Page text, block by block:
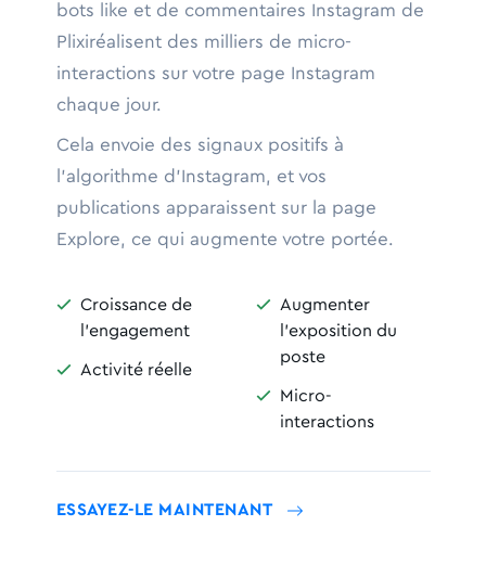
bots like et de commentaires Instagram de
Plixiréalisent des milliers de micro-
interactions sur votre page Instagram
chaque jour.
Cela envoie des signaux positifs à
l'algorithme d'Instagram, et vos
publications apparaissent sur la page
Explore, ce qui augmente votre portée.

Croissance de
l'engagement
 Activité réelle

Augmenter
l'exposition du
poste

Micro-
interactions
ESSAYEZ-LE MAINTENANT